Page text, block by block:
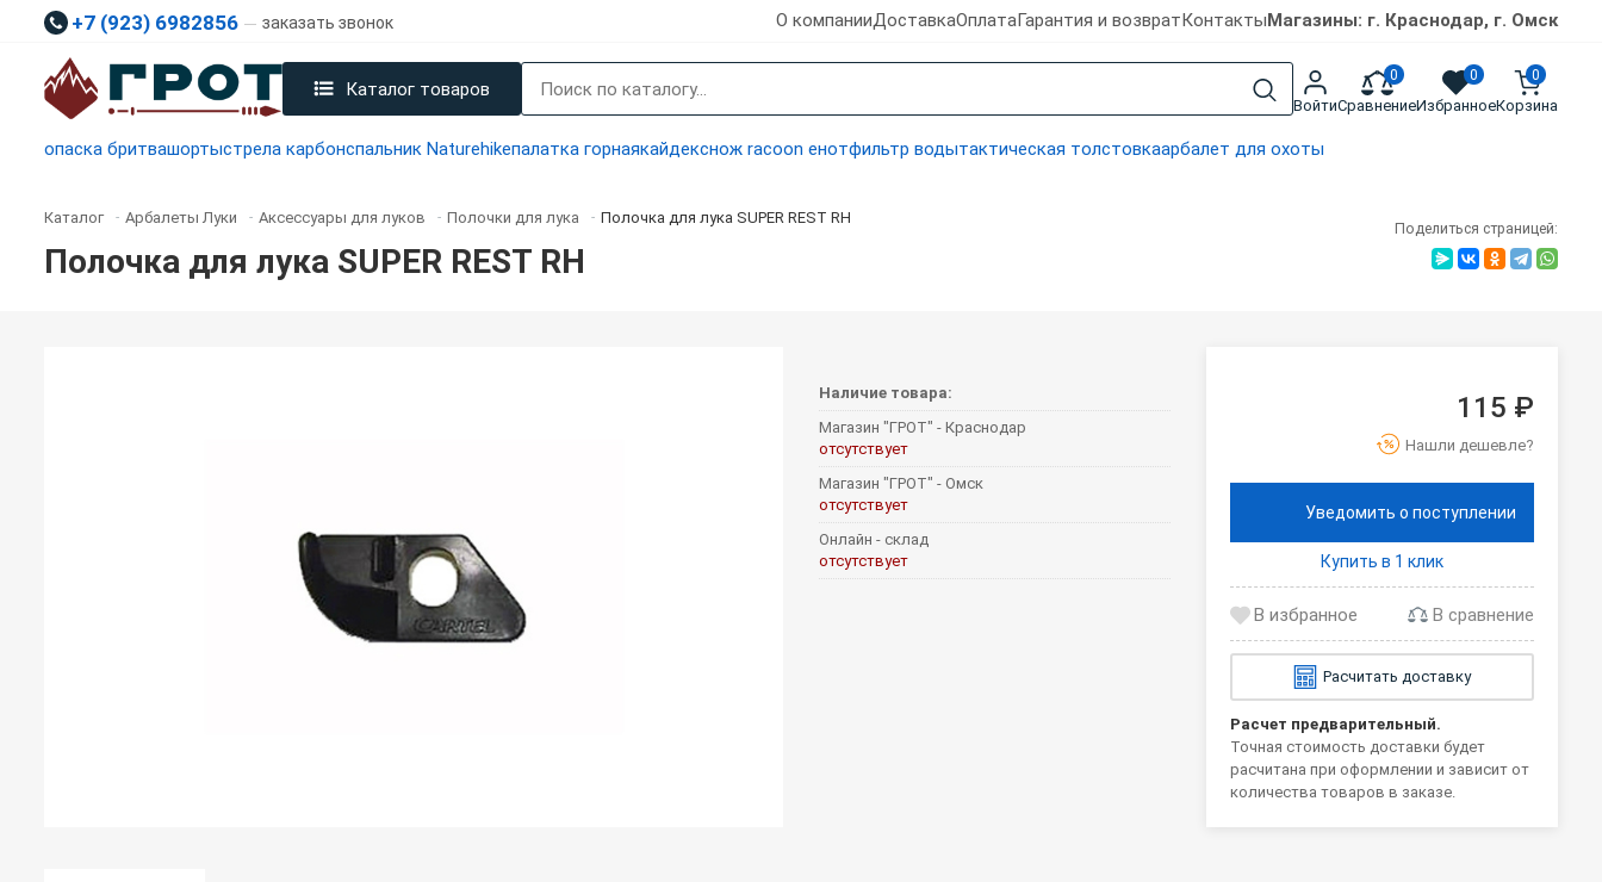
+7 (923) 6982856 заказать звонок О компанииДоставкаОплатаГарантия и возвратКонтактыМагазины: г. Краснодар, г. Омск
Каталог товаров
Войти
0
Сравнение
0
Избранное
0
Корзина
опаска бритвашортыстрела карбонспальник Naturehikeпалатка горнаякайдекснож racoon енотфильтр водытактическая толстовкаарбалет для охоты
Каталог - Арбалеты Луки - Аксессуары для луков - Полочки для лука - Полочка для лука SUPER REST RH
Полочка для лука SUPER REST RH
Поделиться страницей:
Наличие товара:
Магазин "ГРОТ" - Краснодар
отсутствует
Магазин "ГРОТ" - Омск
отсутствует
Онлайн - склад
отсутствует
115 ₽
Нашли дешевле?
Уведомить о поступлении
Купить в 1 клик
В сравнение
Расчитать доставку
Расчет предварительный.
Точная стоимость доставки будет
расчитана при оформлении и зависит от
количества товаров в заказе.